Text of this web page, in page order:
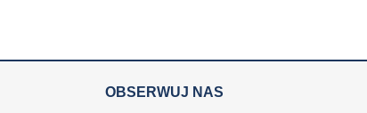
OBSERWUJ NAS